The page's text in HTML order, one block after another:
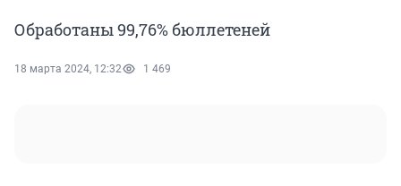
Обработаны 99,76% бюллетеней
18 марта 2024, 12:32 1 469